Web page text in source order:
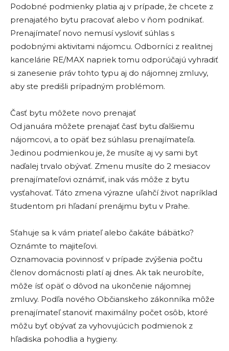
Podobné podmienky platia aj v prípade, že chcete z
prenajatého bytu pracovať alebo v ňom podnikať.
Prenajímateľ novo nemusí vysloviť súhlas s
podobnými aktivitami nájomcu. Odborníci z realitnej
kancelárie RE/MAX napriek tomu odporúčajú vyhradiť
si zanesenie práv tohto typu aj do nájomnej zmluvy,
aby ste predišli prípadným problémom.
Časť bytu môžete novo prenajať
Od januára môžete prenajať časť bytu ďalšiemu
nájomcovi, a to opäť bez súhlasu prenajímateľa.
Jedinou podmienkou je, že musíte aj vy sami byt
naďalej trvalo obývať. Zmenu musíte do 2 mesiacov
prenajímateľovi oznámiť, inak vás môže z bytu
vysťahovať. Táto zmena výrazne uľahčí život napríklad
študentom pri hľadaní prenájmu bytu v Prahe.
Sťahuje sa k vám priateľ alebo čakáte bábätko?
Oznámte to majiteľovi.
Oznamovacia povinnosť v prípade zvýšenia počtu
členov domácnosti platí aj dnes. Ak tak neurobíte,
môže ísť opäť o dôvod na ukončenie nájomnej
zmluvy. Podľa nového Občianskeho zákonníka môže
prenajímateľ stanoviť maximálny počet osôb, ktoré
môžu byť obývať za vyhovujúcich podmienok z
hľadiska pohodlia a hygieny.